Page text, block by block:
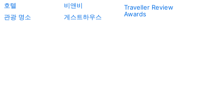
호텔
관광 명소
비앤비
게스트하우스
Traveller Review
Awards